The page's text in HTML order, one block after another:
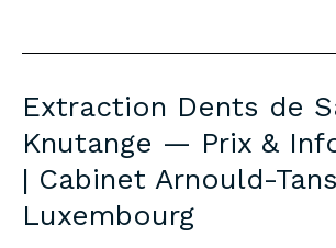
Knutange
Price
€500
Information
Extraction Dents de
Knutange — Prix &
| Cabinet Arnould-
Luxembourg